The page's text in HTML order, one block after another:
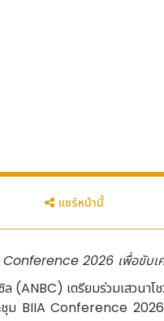
แชร์หน้านี้
2026 เพื่อขับเ
เตรียมร่วมเสวนา
ระชุม BIIA Conference